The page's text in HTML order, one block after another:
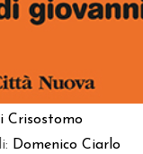
Crisostomo
Domenico Ciarlo